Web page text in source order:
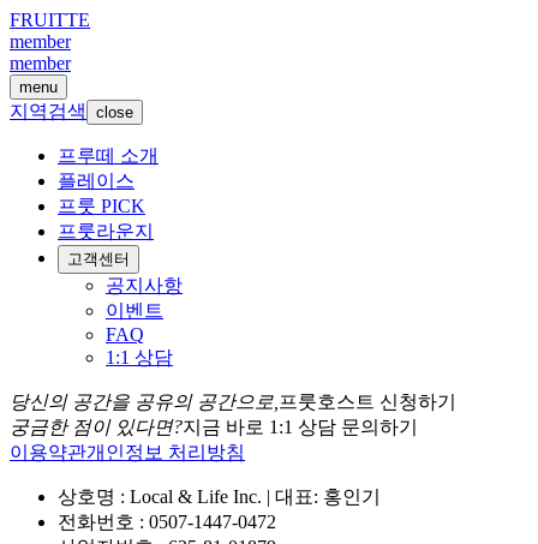
FRUITTE
member
member
menu
지역검색 close
프루떼 소개
플레이스
프룻 PICK
프룻라운지
고객센터
공지사항
이벤트
FAQ
1:1 상담
당신의 공간을 공유의 공간으로, 프룻호스트 신청하기
궁금한 점이 있다면?지금 바로 1:1 상담 문의하기
이용약관개인정보 처리방침
상호명 : Local & Life Inc. | 대표: 홍인기
전화번호 : 0507-1447-0472